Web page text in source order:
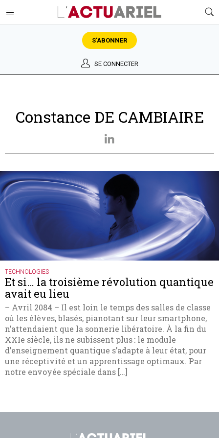
S'ABONNER
SE CONNECTER
Constance DE CAMBIAIRE
TECHNOLOGIES
Et si… la troisième révolution quantique
avait eu lieu
– Avril 2084 – Il est loin le temps des salles de classe
où les élèves, blasés, pianotant sur leur smartphone,
n’attendaient que la sonnerie libératoire. À la fin du
XXIe siècle, ils ne subissent plus : le module
d’enseignement quantique s’adapte à leur état, pour
une réceptivité et un apprentissage optimaux. Par
notre envoyée spéciale dans […]